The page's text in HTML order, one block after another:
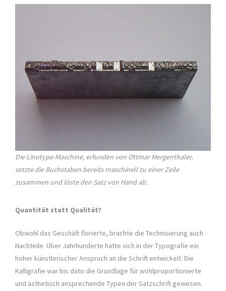
Die Linotype-Maschine, erfunden von Ottmar Mergenthaler,
setzte die Buchstaben bereits maschinell zu einer Zeile
zusammen und löste den Satz von Hand ab.
Quantität statt Qualität?
Obwohl das Geschäft florierte, brachte die Technisierung auch
Nachteile. Über Jahrhunderte hatte sich in der Typografie ein
hoher künstlerischer Anspruch an die Schrift entwickelt. Die
Kalligrafie war bis dato die Grundlage für wohlproportionierte
und ästhetisch ansprechende Typen der Satzschrift gewesen.